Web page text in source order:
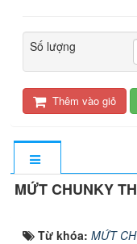
Số lượng
Thêm vào giỏ
MỨT CHUNKY
Từ khóa: MỨT